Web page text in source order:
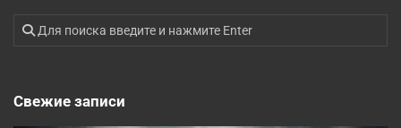
Свежие записи